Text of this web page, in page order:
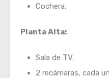
Cochera.
Planta Alta:
Sala de TV.
2 recámaras, cada